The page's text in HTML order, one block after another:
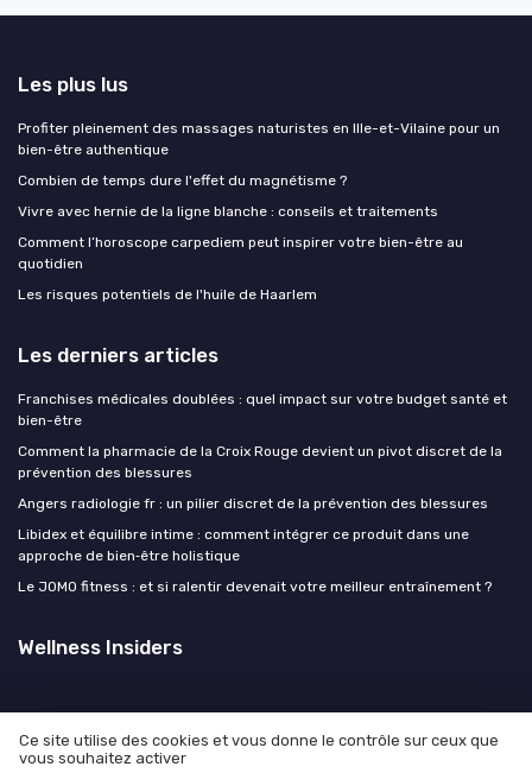
Les plus lus
Profiter pleinement des massages naturistes en Ille-et-Vilaine pour un
bien-être authentique
Combien de temps dure l'effet du magnétisme ?
Vivre avec hernie de la ligne blanche : conseils et traitements
Comment l’horoscope carpediem peut inspirer votre bien-être au
quotidien
Les risques potentiels de l'huile de Haarlem
Les derniers articles
Franchises médicales doublées : quel impact sur votre budget santé et
bien-être
Comment la pharmacie de la Croix Rouge devient un pivot discret de la
prévention des blessures
Angers radiologie fr : un pilier discret de la prévention des blessures
Libidex et équilibre intime : comment intégrer ce produit dans une
approche de bien‑être holistique
Le JOMO fitness : et si ralentir devenait votre meilleur entraînement ?
Wellness Insiders
Mentions légales
Ce site utilise des cookies et vous donne le contrôle sur ceux que
vous souhaitez activer